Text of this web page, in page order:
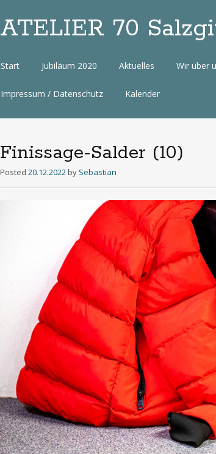
ATELIER 70
Zum
Start Jubiläum 2020 Aktuelles Wir über
Impressum / Datenschutz Kalender
Finissage-Salder (10)
Posted 20.12.2022 by Sebastian